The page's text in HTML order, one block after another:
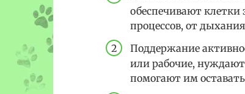
обеспечивают клетки
процессов, от
Поддержание
или рабочие,
помогают им